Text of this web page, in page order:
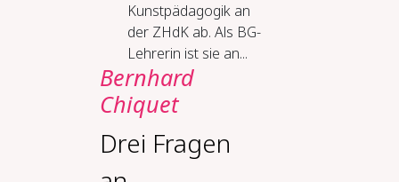
Kunstpädagogik an
der ZHdK ab. Als BG-
Lehrerin ist sie an...
Bernhard
Chiquet
Drei Fragen